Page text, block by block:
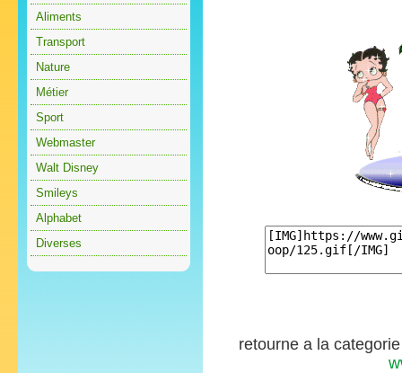
Aliments
Transport
Nature
Métier
Sport
Webmaster
Walt Disney
Smileys
Alphabet
Diverses
retourne a la